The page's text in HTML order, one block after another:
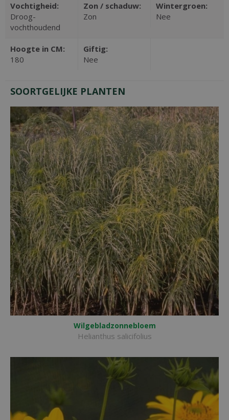
Vochtigheid:
Droog-
vochthoudend
Zon / schaduw:
Zon
Wintergroen:
Nee
Hoogte in CM:
180
Giftig:
Nee
SOORTGELIJKE PLANTEN
Wilgebladzonnebloem
Helianthus salicifolius